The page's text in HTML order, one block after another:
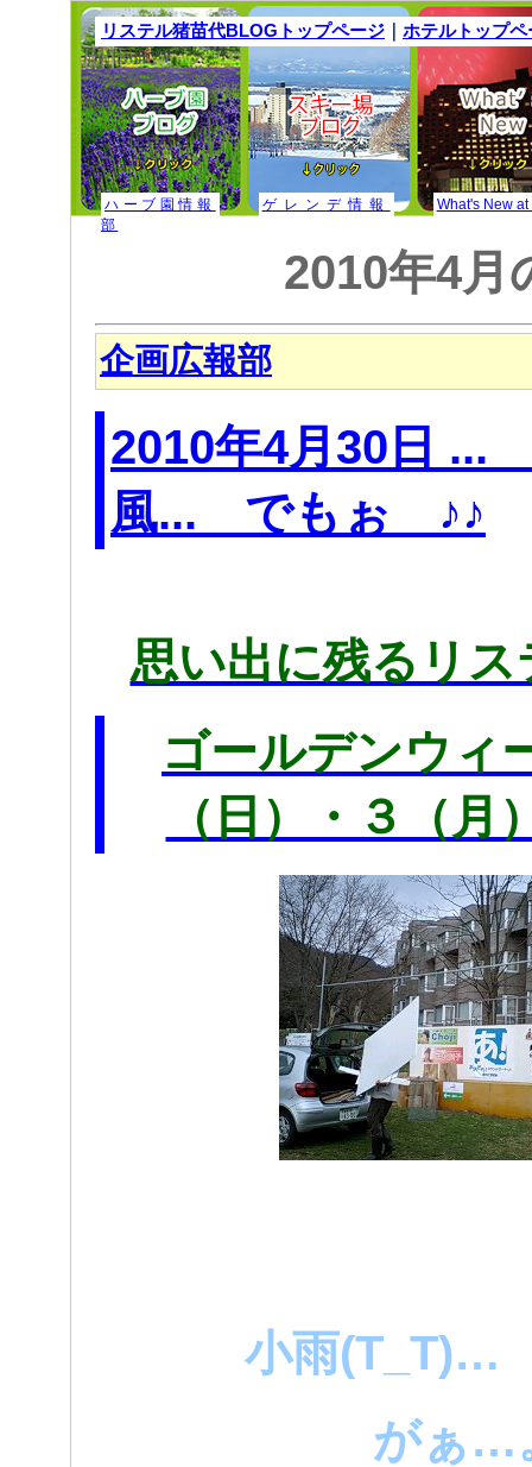
リステル猪苗代BLOGトップページ ｜ ホテルトップペ
ハーブ園情報 ゲレンデ情報
What's New at
部
2010年4月
企画広報部
2010年4月30日
風... でもぉ ♪♪
思い出に残るリ
ゴールデンウ
（日）・３（月
小雨(T_T)…
がぁ…